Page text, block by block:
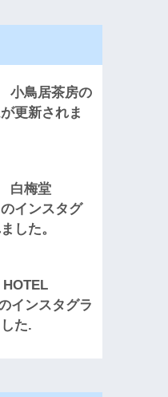
小鳥居茶房の
更新されま
白梅堂
インスタグ
した。
インスタグラ
た.